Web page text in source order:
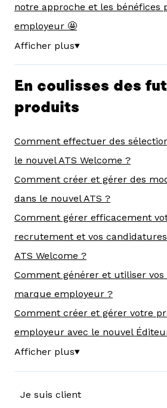
notre approche et les bénéfices
employeur 🤩
Afficher plus▼
En coulisses des
produits
Comment effectuer des
le nouvel ATS Welcome ?
Comment créer et gérer des
dans le nouvel ATS ?
Comment gérer efficacement
recrutement et vos
ATS Welcome ?
Comment générer et utiliser vos
marque employeur ?
Comment créer et gérer votre
employeur avec le nouvel
Afficher plus▼
Je suis client